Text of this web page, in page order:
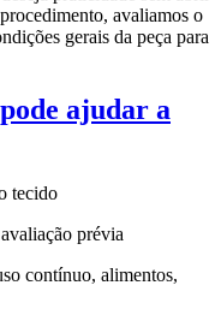
avaliamos o
gerais da peça para
ajudar a
tecido
prévia
contínuo, alimentos,